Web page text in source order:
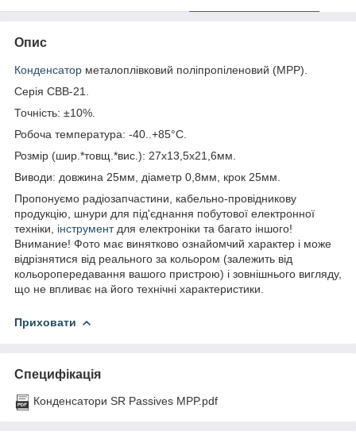
Опис
Конденсатор металоплівковий поліпропіленовий (МРР).
Серія СВВ-21.
Точність: ±10%.
Робоча температура: -40..+85°С.
Розмір (шир.*товщ.*вис.): 27х13,5х21,6мм.
Виводи: довжина 25мм, діаметр 0,8мм, крок 25мм.
Пропонуємо радіозапчастини, кабельно-провідникову
продукцію, шнури для під'єднання побутової електронної
техніки, інструментдля електроніки та багато іншого!
Внимание! Фото має винятково ознайомчий характер і може
відрізнятися від реального за кольором (залежить від
кольоропередавання вашого пристрою) і зовнішнього вигляду,
що не впливає на його технічні характеристики.
Приховати
Специфікація
Конденсатори SR Passives MPP.pdf